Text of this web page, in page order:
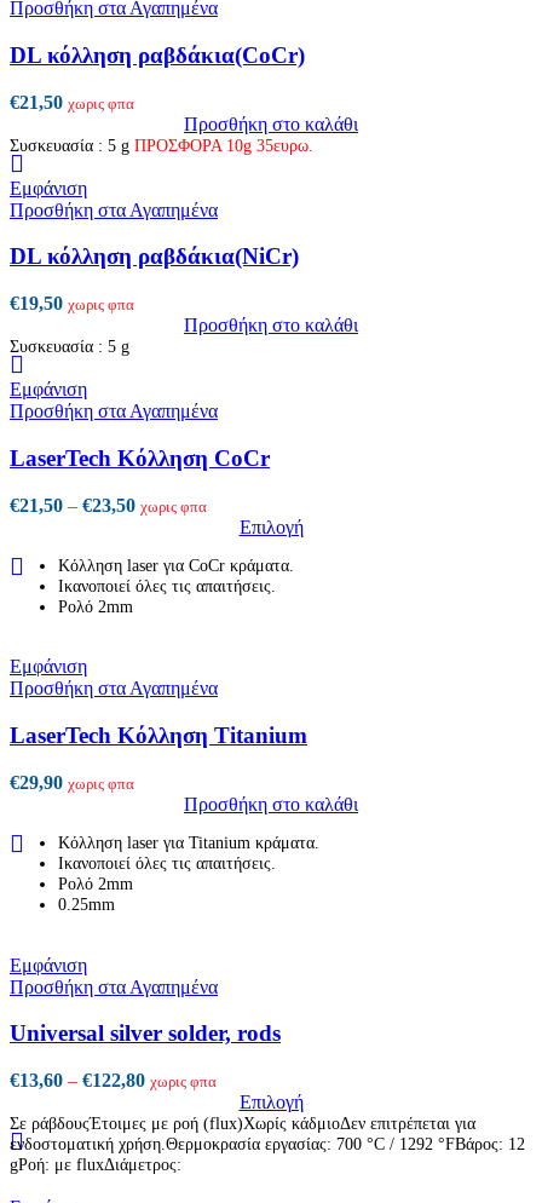
Προσθήκη στα Αγαπημένα
DL κόλληση ραβδάκια(CoCr)
€21,50 χωρις φπα
Προσθήκη στο καλάθι
Συσκευασία : 5 g ΠΡΟΣΦΟΡΑ 10g 35ευρω.
Εμφάνιση
Προσθήκη στα Αγαπημένα
DL κόλληση ραβδάκια(NiCr)
€19,50 χωρις φπα
Προσθήκη στο καλάθι
Συσκευασία : 5 g
Εμφάνιση
Προσθήκη στα Αγαπημένα
LaserTech Κόλληση CοCr
€21,50 – €23,50Price
through
€23,50
χωρις φπα
Επιλογή
το
προϊόν
παραλλαγές.
Οι
επιλογές
να
στη
του
προϊόντος
Κόλληση laser για CoCr κράματα.
Ικανοποιεί όλες τις απαιτήσεις.
Ρολό 2mm
Εμφάνιση
Προσθήκη στα Αγαπημένα
LaserTech Κόλληση Titanium
€29,90 χωρις φπα
Προσθήκη στο καλάθι
Κόλληση laser για Titanium κράματα.
Ικανοποιεί όλες τις απαιτήσεις.
Ρολό 2mm
0.25mm
Εμφάνιση
Προσθήκη στα Αγαπημένα
Universal silver solder, rods
€13,60 – €122,80Price
€13,60
through
€122,80
χωρις φπα
Επιλογή
Αυτό
το
προϊόν
Σε ράβδουςΈτοιμες με ροή (flux)Χωρίς κάδμιοΔεν επιτρέπεται για
ενδοστοματική χρήση.Θερμοκρασία εργασίας: 700 °C / 1292 °FΒάρος: 12
gΡοή: με fluxΔιάμετρος: